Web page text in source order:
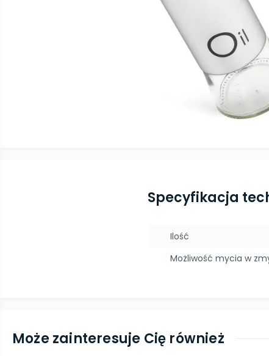
Specyfikacja
Ilość
Możliwość mycia w
Może zainteresuje Cię również